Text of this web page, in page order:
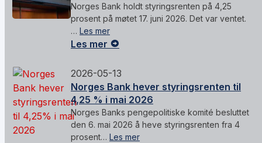
Norges Bank holdt styringsrenten på 4,25
prosent på møtet 17. juni 2026. Det var ventet.
… Les mer
Les mer
2026-05-13
Norges Bank hever styringsrenten til
4,25 % i mai 2026
Norges Banks pengepolitiske komité besluttet
den 6. mai 2026 å heve styringsrenten fra 4
prosent… Les mer